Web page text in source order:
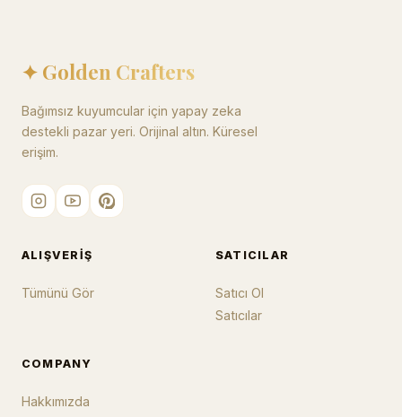
✦ Golden Crafters
Bağımsız kuyumcular için yapay zeka
destekli pazar yeri. Orijinal altın. Küresel
erişim.
ALIŞVERIŞ
Tümünü Gör
SATICILAR
Satıcı Ol
Satıcılar
COMPANY
Hakkımızda